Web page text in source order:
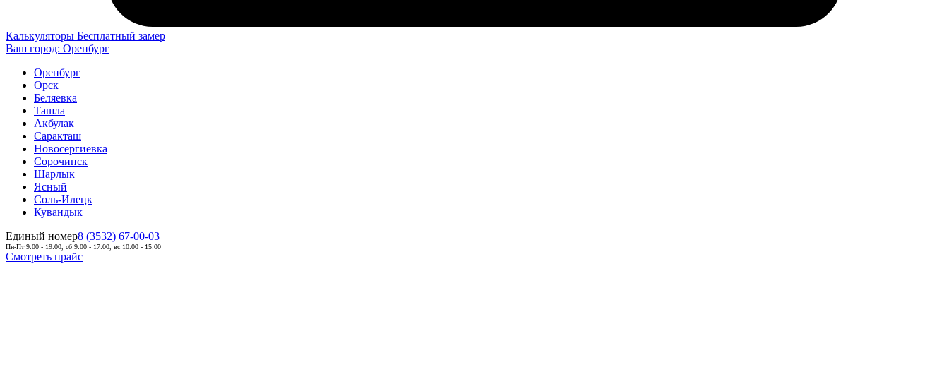
Калькуляторы Бесплатный замер
Ваш город: Оренбург
Оренбург
Орск
Беляевка
Ташла
Акбулак
Саракташ
Новосергиевка
Сорочинск
Шарлык
Ясный
Соль-Илецк
Кувандык
Единый номер8 (3532) 67-00-03
Пн-Пт 9:00 - 19:00, сб 9:00 - 17:00, вс 10:00 - 15:00
Смотреть прайс